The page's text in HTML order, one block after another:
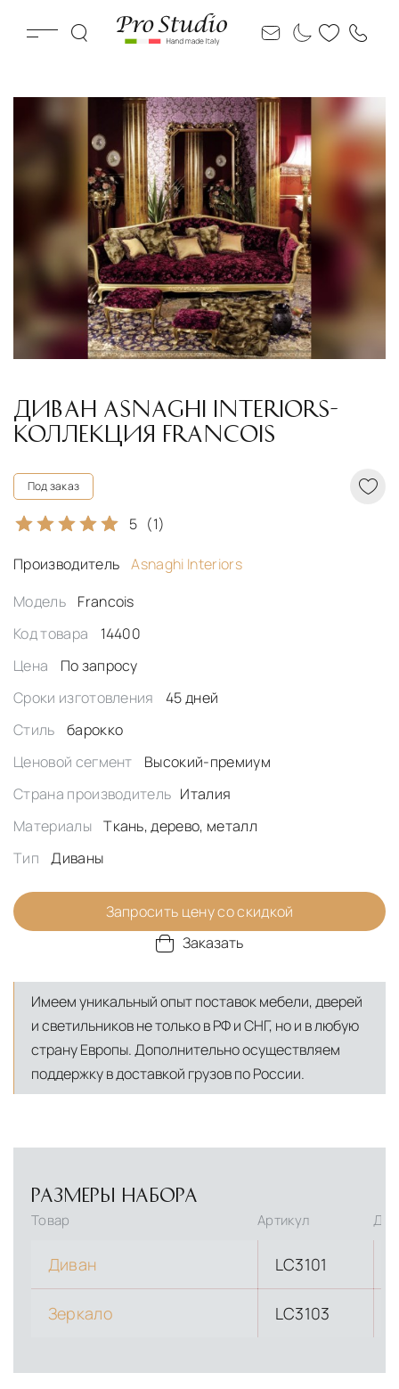
ДИВАН ASNAGHI INTERIORS-
КОЛЛЕКЦИЯ FRANCOIS
Под заказ
5 (1)
Производитель
Asnaghi Interiors
Модель
Francois
Код товара
14400
Цена
По запросу
Сроки изготовления
45 дней
Стиль
барокко
Ценовой сегмент
Высокий-премиум
Страна производитель Италия
Материалы
Ткань, дерево, металл
Тип
Диваны
Запросить цену со скидкой
Заказать
Имеем уникальный опыт поставок мебели, дверей
и светильников не только в РФ и СНГ, но и в любую
страну Европы. Дополнительно осуществляем
поддержку в доставкой грузов по России.
РАЗМЕРЫ НАБОРА
Товар Артикул
Диван LC3101
Зеркало LC3103